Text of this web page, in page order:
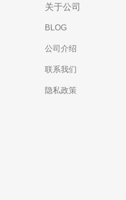
关于公司
BLOG
公司介绍
联系我们
隐私政策